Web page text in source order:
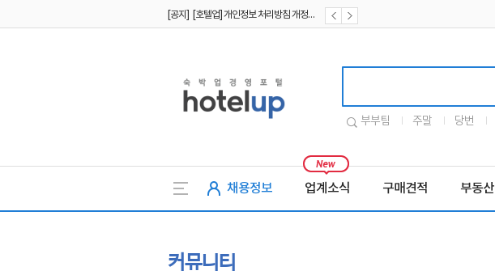
[공지] [호텔업] 개인정보 처리방침 개정본1 (19.09.02)
부부팀 주말 당번
채용정보 업계소식 구매견적 부동산
커뮤니티